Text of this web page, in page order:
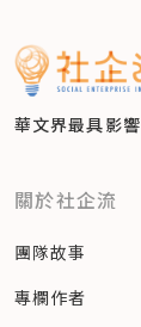
華文界最具影
關於社企流
團隊故事
專欄作者